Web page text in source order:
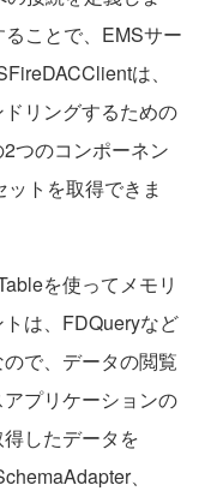
ことで、EMSサー
は、
リングするための
つのコンポーネン
トを取得できま
を使ってメモリ
は、FDQueryなど
で、データの閲覧
プリケーションの
したデータを
、